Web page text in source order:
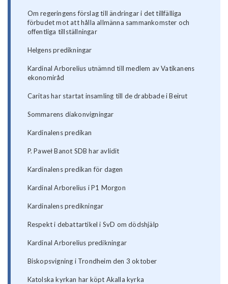
Om regeringens förslag till ändringar i det tillfälliga
förbudet mot att hålla allmänna sammankomster och
offentliga tillställningar
Helgens predikningar
Kardinal Arborelius utnämnd till medlem av Vatikanens
ekonomiråd
Caritas har startat insamling till de drabbade i Beirut
Sommarens diakonvigningar
Kardinalens predikan
P. Paweł Banot SDB har avlidit
Kardinalens predikan för dagen
Kardinal Arborelius i P1 Morgon
Kardinalens predikningar
Respekt i debattartikel i SvD om dödshjälp
Kardinal Arborelius predikningar
Biskopsvigning i Trondheim den 3 oktober
Katolska kyrkan har köpt Akalla kyrka